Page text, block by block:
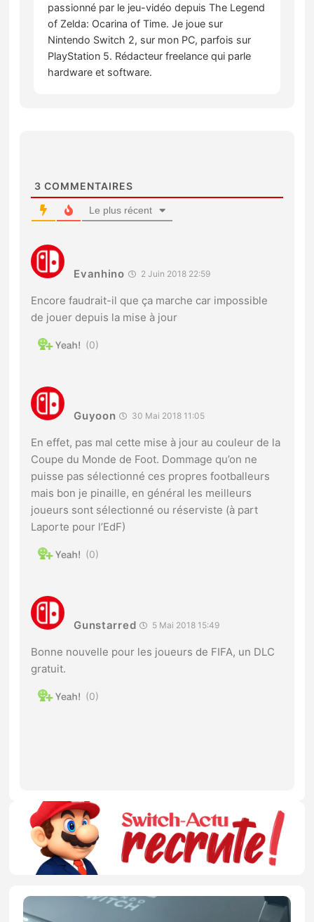
passionné par le jeu-vidéo depuis The Legend
of Zelda: Ocarina of Time. Je joue sur
Nintendo Switch 2, sur mon PC, parfois sur
PlayStation 5. Rédacteur freelance qui parle
hardware et software.
3 COMMENTAIRES
Le plus récent
Evanhino 2 Juin 2018 22:59
Encore faudrait-il que ça marche car impossible
de jouer depuis la mise à jour
0
Guyoon 30 Mai 2018 11:05
En effet, pas mal cette mise à jour au couleur de la
Coupe du Monde de Foot. Dommage qu’on ne
puisse pas sélectionné ces propres footballeurs
mais bon je pinaille, en général les meilleurs
joueurs sont sélectionné ou réserviste (à part
Laporte pour l’EdF)
0
Gunstarred 5 Mai 2018 15:49
Bonne nouvelle pour les joueurs de FIFA, un DLC
gratuit.
0